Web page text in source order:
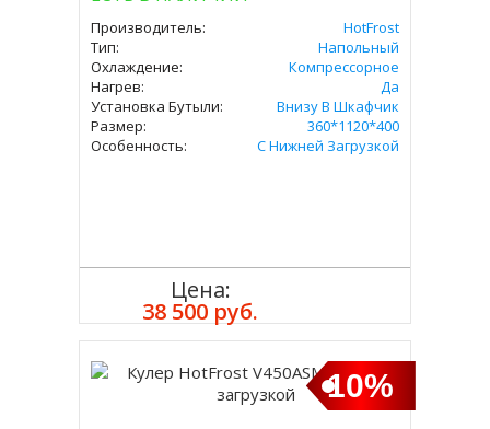
Производитель:
HotFrost
Тип:
Напольный
Охлаждение:
Компрессорное
Нагрев:
Да
Установка Бутыли:
Внизу В Шкафчик
Размер:
360*1120*400
Особенность:
С Нижней Загрузкой
Цена:
38 500 руб.
10%